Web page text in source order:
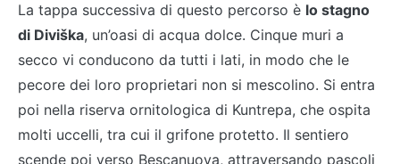
La tappa successiva di questo percorso è lo stagno
di Diviška, un’oasi di acqua dolce. Cinque muri a
secco vi conducono da tutti i lati, in modo che le
pecore dei loro proprietari non si mescolino. Si entra
poi nella riserva ornitologica di Kuntrepa, che ospita
molti uccelli, tra cui il grifone protetto. Il sentiero
scende poi verso Bescanuova, attraversando pascoli